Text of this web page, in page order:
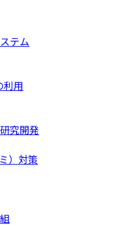
テム
利用
究開発
）対策